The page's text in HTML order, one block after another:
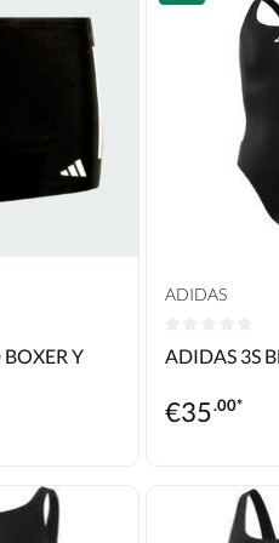
Bewertung von 0 von 5 Sternen
Y
ADIDAS
ADIDAS 3S
€35.00*